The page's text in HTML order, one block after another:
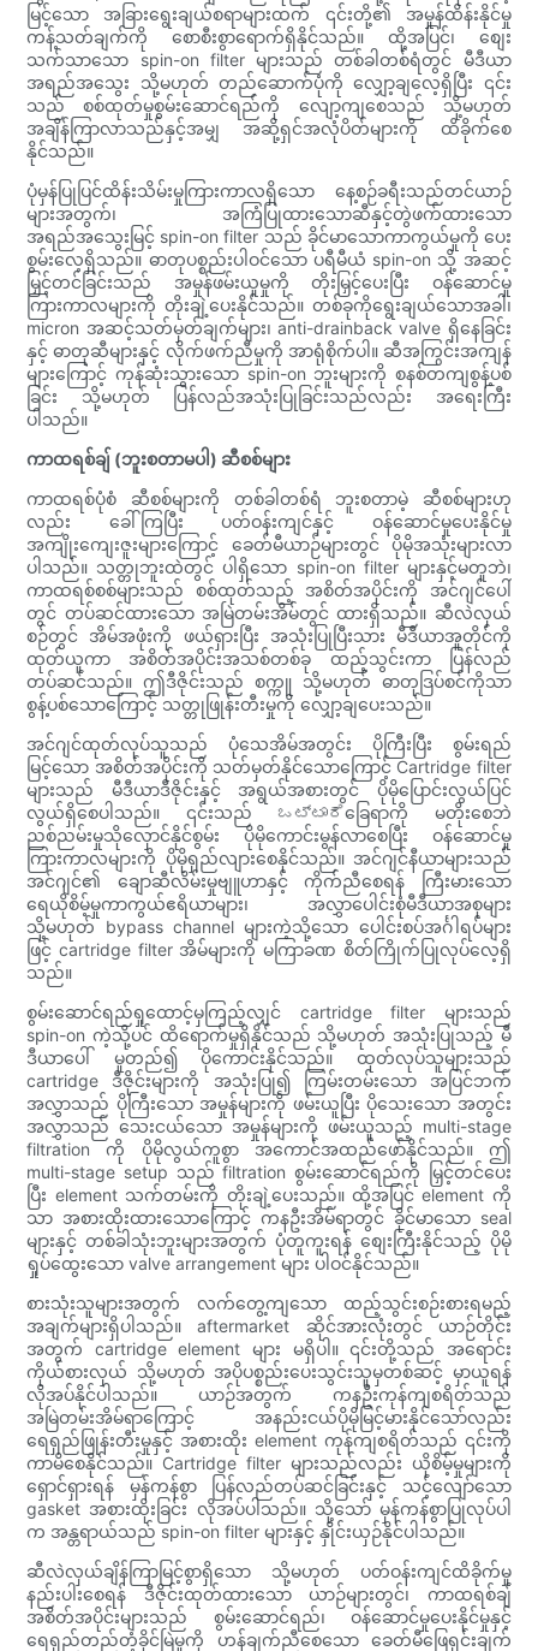
မြင့်သော အခြားရွေးချယ်စရာများထက် ၎င်းတို့၏ အမှုန်ထိန်းနိုင်မှု
ကန့်သတ်ချက်ကို စောစီးစွာရောက်ရှိနိုင်သည်။ ထို့အပြင်၊ စျေး
သက်သာသော spin-on filter များသည် တစ်ခါတစ်ရံတွင် မီဒီယာ
အရည်အသွေး သို့မဟုတ် တည်ဆောက်ပုံကို လျှော့ချလေ့ရှိပြီး ၎င်း
သည် စစ်ထုတ်မှုစွမ်းဆောင်ရည်ကို လျော့ကျစေသည် သို့မဟုတ်
အချိန်ကြာလာသည်နှင့်အမျှ အဆို့ရှင်အလုံပိတ်များကို ထိခိုက်စေ
နိုင်သည်။
ပုံမှန်ပြုပြင်ထိန်းသိမ်းမှုကြားကာလရှိသော နေ့စဉ်ခရီးသည်တင်ယာဉ်
များအတွက်၊ အကြံပြုထားသောဆီနှင့်တွဲဖက်ထားသော
အရည်အသွေးမြင့် spin-on filter သည် ခိုင်မာသောကာကွယ်မှုကို ပေး
စွမ်းလေ့ရှိသည်။ ဓာတုပစ္စည်းပါဝင်သော ပရီမီယံ spin-on သို့ အဆင့်
မြှင့်တင်ခြင်းသည် အမှုန်ဖမ်းယူမှုကို တိုးမြှင့်ပေးပြီး ဝန်ဆောင်မှု
ကြားကာလများကို တိုးချဲ့ပေးနိုင်သည်။ တစ်ခုကိုရွေးချယ်သောအခါ၊
micron အဆင့်သတ်မှတ်ချက်များ၊ anti-drainback valve ရှိနေခြင်း
နှင့် ဓာတုဆီများနှင့် လိုက်ဖက်ညီမှုကို အာရုံစိုက်ပါ။ ဆီအကြွင်းအကျန်
များကြောင့် ကုန်ဆုံးသွားသော spin-on ဘူးများကို စနစ်တကျစွန့်ပစ်
ခြင်း သို့မဟုတ် ပြန်လည်အသုံးပြုခြင်းသည်လည်း အရေးကြီး
ပါသည်။
ကာထရစ်ချ် (ဘူးစတာမပါ) ဆီစစ်များ
ကာထရစ်ပုံစံ ဆီစစ်များကို တစ်ခါတစ်ရံ ဘူးစတာမဲ့ ဆီစစ်များဟု
လည်း ခေါ်ကြပြီး ပတ်ဝန်းကျင်နှင့် ဝန်ဆောင်မှုပေးနိုင်မှု
အကျိုးကျေးဇူးများကြောင့် ခေတ်မီယာဉ်များတွင် ပိုမိုအသုံးများလာ
ပါသည်။ သတ္တုဘူးထဲတွင် ပါရှိသော spin-on filter များနှင့်မတူဘဲ၊
ကာထရစ်စစ်များသည် စစ်ထုတ်သည့် အစိတ်အပိုင်းကို အင်ဂျင်ပေါ်
တွင် တပ်ဆင်ထားသော အမြဲတမ်းအိမ်တွင် ထားရှိသည်။ ဆီလဲလှယ်
စဉ်တွင် အိမ်အဖုံးကို ဖယ်ရှားပြီး အသုံးပြုပြီးသား မီဒီယာအူတိုင်ကို
ထုတ်ယူကာ အစိတ်အပိုင်းအသစ်တစ်ခု ထည့်သွင်းကာ ပြန်လည်
တပ်ဆင်သည်။ ဤဒီဇိုင်းသည် စက္ကူ သို့မဟုတ် ဓာတုဒြပ်စင်ကိုသာ
စွန့်ပစ်သောကြောင့် သတ္တုဖြုန်းတီးမှုကို လျှော့ချပေးသည်။
အင်ဂျင်ထုတ်လုပ်သူသည် ပုံသေအိမ်အတွင်း ပိုကြီးပြီး စွမ်းရည်
မြင့်သော အစိတ်အပိုင်းကို သတ်မှတ်နိုင်သောကြောင့် Cartridge filter
များသည် မီဒီယာဒီဇိုင်းနှင့် အရွယ်အစားတွင် ပိုမိုပြောင်းလွယ်ပြင်
လွယ်ရှိစေပါသည်။ ၎င်းသည် ಒಟ್ಟಾರೆခြေရာကို မတိုးစေဘဲ
ညစ်ညမ်းမှုသိုလှောင်နိုင်စွမ်း ပိုမိုကောင်းမွန်လာစေပြီး ဝန်ဆောင်မှု
ကြားကာလများကို ပိုမိုရှည်လျားစေနိုင်သည်။ အင်ဂျင်နီယာများသည်
အင်ဂျင်၏ ချောဆီလိမ်းမှုဗျူဟာနှင့် ကိုက်ညီစေရန် ကြီးမားသော
ရေယိုစိမ့်မှုကာကွယ်ဧရိယာများ၊ အလွှာပေါင်းစုံမီဒီယာအစုများ
သို့မဟုတ် bypass channel များကဲ့သို့သော ပေါင်းစပ်အင်္ဂါရပ်များ
ဖြင့် cartridge filter အိမ်များကို မကြာခဏ စိတ်ကြိုက်ပြုလုပ်လေ့ရှိ
သည်။
စွမ်းဆောင်ရည်ရှုထောင့်မှကြည့်လျှင် cartridge filter များသည်
spin-on ကဲ့သို့ပင် ထိရောက်မှုရှိနိုင်သည် သို့မဟုတ် အသုံးပြုသည့် မီ
ဒီယာပေါ် မူတည်၍ ပိုကောင်းနိုင်သည်။ ထုတ်လုပ်သူများသည်
cartridge ဒီဇိုင်းများကို အသုံးပြု၍ ကြမ်းတမ်းသော အပြင်ဘက်
အလွှာသည် ပိုကြီးသော အမှုန်များကို ဖမ်းယူပြီး ပိုသေးသော အတွင်း
အလွှာသည် သေးငယ်သော အမှုန်များကို ဖမ်းယူသည့် multi-stage
filtration ကို ပိုမိုလွယ်ကူစွာ အကောင်အထည်ဖော်နိုင်သည်။ ဤ
multi-stage setup သည် filtration စွမ်းဆောင်ရည်ကို မြှင့်တင်ပေး
ပြီး element သက်တမ်းကို တိုးချဲ့ပေးသည်။ ထို့အပြင် element ကို
သာ အစားထိုးထားသောကြောင့် ကနဦးအိမ်ရာတွင် ခိုင်မာသော seal
များနှင့် တစ်ခါသုံးဘူးများအတွက် ပုံတူကူးရန် စျေးကြီးနိုင်သည့် ပိုမို
ရှုပ်ထွေးသော valve arrangement များ ပါဝင်နိုင်သည်။
စားသုံးသူများအတွက် လက်တွေ့ကျသော ထည့်သွင်းစဉ်းစားရမည့်
အချက်များရှိပါသည်။ aftermarket ဆိုင်အားလုံးတွင် ယာဉ်တိုင်း
အတွက် cartridge element များ မရှိပါ။ ၎င်းတို့သည် အရောင်း
ကိုယ်စားလှယ် သို့မဟုတ် အပိုပစ္စည်းပေးသွင်းသူမှတစ်ဆင့် မှာယူရန်
လိုအပ်နိုင်ပါသည်။ ယာဉ်အတွက် ကနဦးကုန်ကျစရိတ်သည်
အမြဲတမ်းအိမ်ရာကြောင့် အနည်းငယ်ပိုမိုမြင့်မားနိုင်သော်လည်း
ရေရှည်ဖြုန်းတီးမှုနှင့် အစားထိုး element ကုန်ကျစရိတ်သည် ၎င်းကို
ကာမိစေနိုင်သည်။ Cartridge filter များသည်လည်း ယိုစိမ့်မှုများကို
ရှောင်ရှားရန် မှန်ကန်စွာ ပြန်လည်တပ်ဆင်ခြင်းနှင့် သင့်လျော်သော
gasket အစားထိုးခြင်း လိုအပ်ပါသည်။ သို့သော် မှန်ကန်စွာပြုလုပ်ပါ
က အန္တရာယ်သည် spin-on filter များနှင့် နှိုင်းယှဉ်နိုင်ပါသည်။
ဆီလဲလှယ်ချိန်ကြာမြင့်စွာရှိသော သို့မဟုတ် ပတ်ဝန်းကျင်ထိခိုက်မှု
နည်းပါးစေရန် ဒီဇိုင်းထုတ်ထားသော ယာဉ်များတွင်၊ ကာထရစ်ချ်
အစိတ်အပိုင်းများသည် စွမ်းဆောင်ရည်၊ ဝန်ဆောင်မှုပေးနိုင်မှုနှင့်
ရေရှည်တည်တံ့ခိုင်မြဲမှုကို ဟန်ချက်ညီစေသော ခေတ်မီဖြေရှင်းချက်